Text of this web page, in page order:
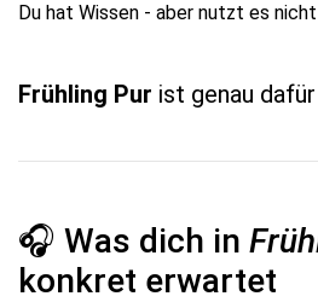
Du hat Wissen - aber nutzt es
Frühling Pur ist genau dafür
🎧 Was dich in
konkret erwartet